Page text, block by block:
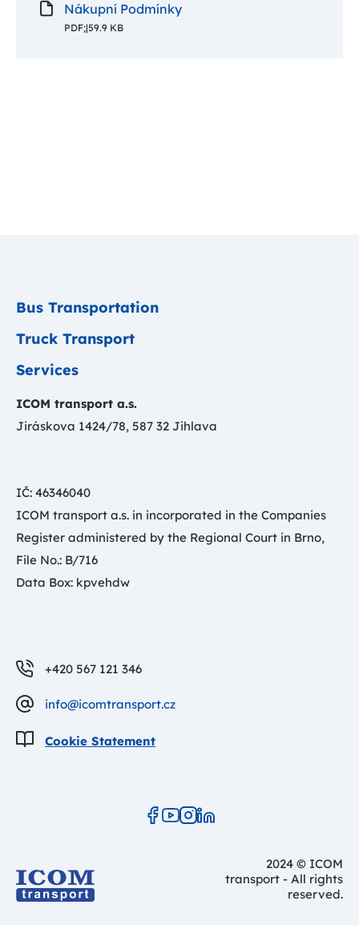
Nákupní Podmínky
PDF;|59.9 KB
Bus Transportation
Truck Transport
Services
ICOM transport a.s.
Jiráskova 1424/78, 587 32 Jihlava
IČ: 46346040
ICOM transport a.s. in incorporated in the Companies
Register administered by the Regional Court in Brno,
File No.: B/716
Data Box: kpvehdw
+420 567 121 346
info@icomtransport.cz
Cookie Statement
2024 © ICOM
transport - All rights
reserved.